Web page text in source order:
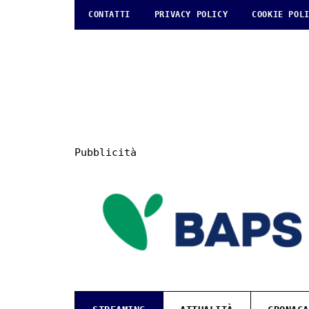
CONTATTI PRIVACY POLICY COOKIE
Pubblicità